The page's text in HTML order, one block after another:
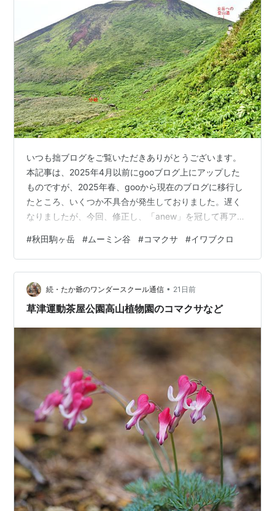
いつも拙ブログをご覧いただきありがとうございます。
本記事は、2025年4月以前にgooブログ上にアップした
ものですが、2025年春、gooから現在のブログに移行し
たところ、いくつか不具合が発生しておりました。遅く
なりましたが、今回、修正し、「anew」を冠して再アッ
＿＿＿＿＿＿＿＿＿＿＿＿＿＿＿＿＿＿＿＿＿＿＿＿＿
＿＿＿＿＿＿＿＿＿＿＿＿＿＿ （本頁は「・・・秋田駒
ヶ岳の花（１）」の続きである。）男岳分岐からムーミ
ン谷に下りる道はとても急だ。いつも落石にヒヤヒヤす
る。女岳の姿は丸みを帯びて優しい。ムーミン谷に下り
#秋田駒ヶ岳 #ムーミン谷 #コマクサ #イワブクロ
続・たか爺のワンダースクール通信 • 21日前
草津運動茶屋公園高山植物園のコマクサなど